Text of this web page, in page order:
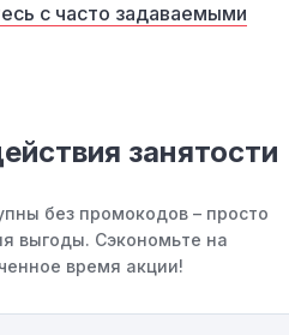
с часто задаваемыми
занятости
без промокодов – просто
выгоды. Сэкономьте на
время акции!